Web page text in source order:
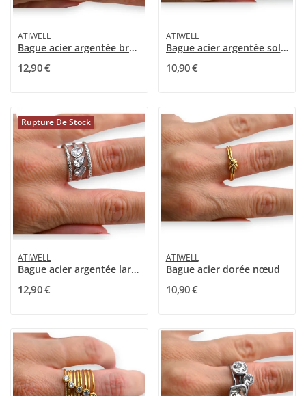
ATIWELL
Bague acier argentée brossé noire
12,90 €
ATIWELL
Bague acier argentée soleil
10,90 €
Rupture De Stock
ATIWELL
Bague acier argentée large 3 pierres blanches
12,90 €
ATIWELL
Bague acier dorée nœud
10,90 €